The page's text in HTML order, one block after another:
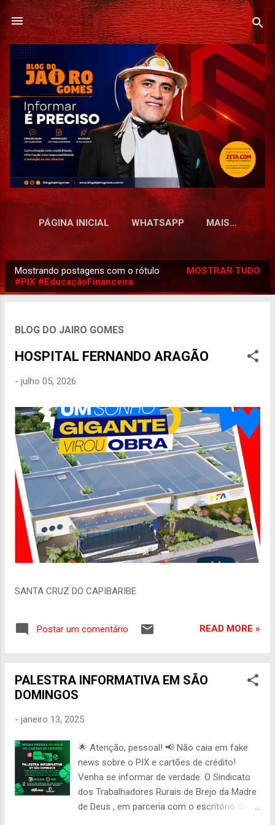
Pular para o conteúdo principal
PÁGINA INICIAL WHATSAPP MAIS…
o
Mostrando postagens com o rótulo
#PIX #EducaçãoFinanceira
MOSTRAR TUDO
BLOG DO JAIRO GOMES
HOSPITAL FERNANDO ARAGÃO
- julho 05, 2026
SANTA CRUZ DO CAPIBARIBE
Postar um comentário READ MORE »
PALESTRA INFORMATIVA EM SÃO
DOMINGOS
- janeiro 13, 2025
🌟 Atenção, pessoal! 📢 Não caia em fake
news sobre o PIX e cartões de crédito!
Venha se informar de verdade. O Sindicato
dos Trabalhadores Rurais de Brejo da Madre
de Deus , em parceria com o escritório de